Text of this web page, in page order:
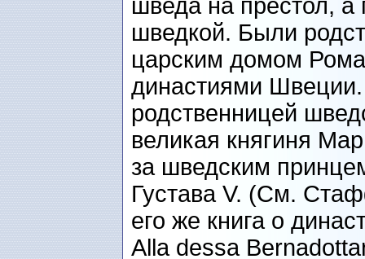
шведа на престол,
шведкой. Были
царским домом
династиями
родственницей
великая княгиня
за шведским
Густава V. (См.
его же книга о
Alla dessa